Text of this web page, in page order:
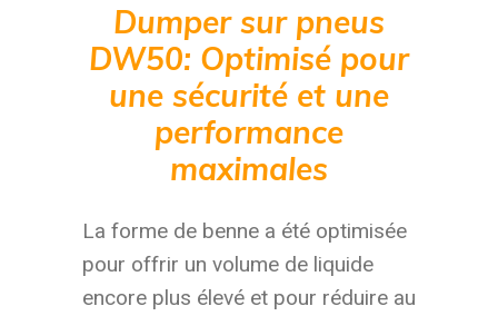
Dumper sur pneus
DW50: Optimisé pour
une sécurité et une
performance
maximales
La forme de benne a été optimisée
pour offrir un volume de liquide
encore plus élevé et pour réduire au